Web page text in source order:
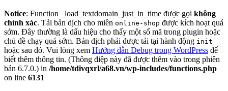
Notice: Function _load_textdomain_just_in_time được gọi không
chính xác. Tải bản dịch cho miền online-shop được kích hoạt quá
sớm. Đây thường là dấu hiệu cho thấy một số mã trong plugin hoặc
chủ đề chạy quá sớm. Bản dịch phải được tải tại hành động init
hoặc sau đó. Vui lòng xem Hướng dẫn Debug trong WordPress để
biết thêm thông tin. (Thông điệp này đã được thêm vào trong phiên
bản 6.7.0.) in /home/tdivqxrl/a68.vn/wp-includes/functions.php
on line 6131